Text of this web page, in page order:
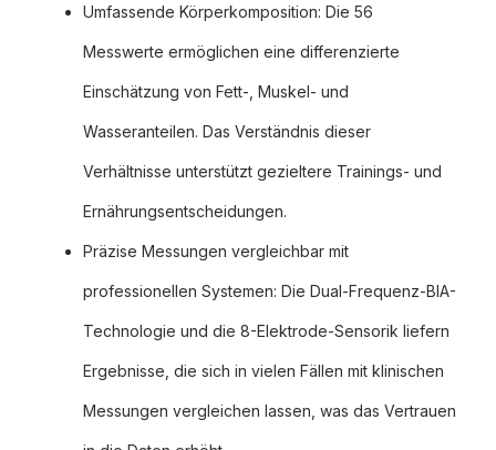
Umfassende Körperkomposition: Die 56
Messwerte ermöglichen eine differenzierte
Einschätzung von Fett-, Muskel- und
Wasseranteilen. Das Verständnis dieser
Verhältnisse unterstützt gezieltere Trainings- und
Ernährungsentscheidungen.
Präzise Messungen vergleichbar mit
professionellen Systemen: Die Dual-Frequenz-BIA-
Technologie und die 8-Elektrode-Sensorik liefern
Ergebnisse, die sich in vielen Fällen mit klinischen
Messungen vergleichen lassen, was das Vertrauen